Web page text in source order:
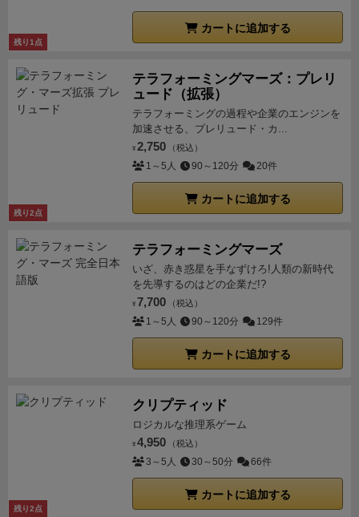
を警戒してガードを宣言。結果、ガードを宣言をされ
た黒魔術師勝利。相手ガード時は最小の数字がダメー
ったカードを山札に戻して次ラウンドへ。 こんな感じ
の流れです。感 想 アートワーク:
とかタクティクスオウガ風味。ゴリゴリの格ゲーテイ
ストでこられるより好み。相変わらず刺さるキャラデ
ゲーム性:4枚のカードで2種コンボ。相手への
ダメージとスキル・必殺技やガードの兼ね合いでダメ
ージが変動。さらにダメージとして通したら次からそ
まる中での勝利を考える。良くできてるなと。
様子も観察しながらの読み合い。コンボ繋がり悪くて
も敢えて必殺技宣言してガード誘ったり、ダメージエ
リアにあるカードから残りの手札を読んだりと奥深
い。それでいてサクサク回る。楽しかったです。
なったところとしてはプレイマット。私は限定版買っ
たのでプレイマットつきでしたが、通常版はカードの
と思います。DLとかで各自で印刷できたらいいですね
（既にあったらごめんなさい）2人用の対戦ゲームと
してかなり楽しかったです。機会があれば遊んでみて
残り1点
カートに追加する
残り2点
テラフォーミングマーズ：プレリ
ュード（拡張）
テラフォーミングの過程や企業のエンジンを
加速させる、プレリュード・カ...
¥ 2,750 （税込）
1～5人 90～120分 20件
カートに追加する
テラフォーミングマーズ
いざ、赤き惑星を手なずけろ!人類の新時代
を先導するのはどの企業だ!?
¥ 7,700 （税込）
1～5人 90～120分 129件
カートに追加する
残り2点
クリプティッド
ロジカルな推理系ゲーム
¥ 4,950 （税込）
3～5人 30～50分 66件
カートに追加する